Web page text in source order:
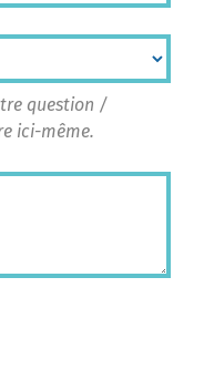
question /
ici-même.